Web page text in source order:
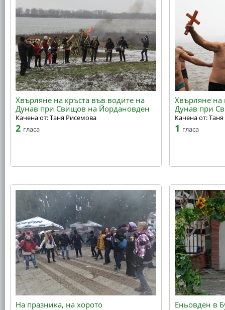
Хвърляне на кръста във водите на
Дунав при Свищов на Йордановден
Качена от: Таня Рисемова
2 гласа
Хвърляне на
Дунав при
Качена от:
1 гласа
На празника, на хорото Еньовден в